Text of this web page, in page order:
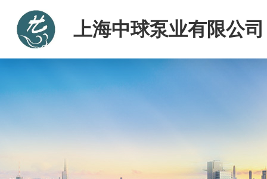
上海中球泵业有限公司